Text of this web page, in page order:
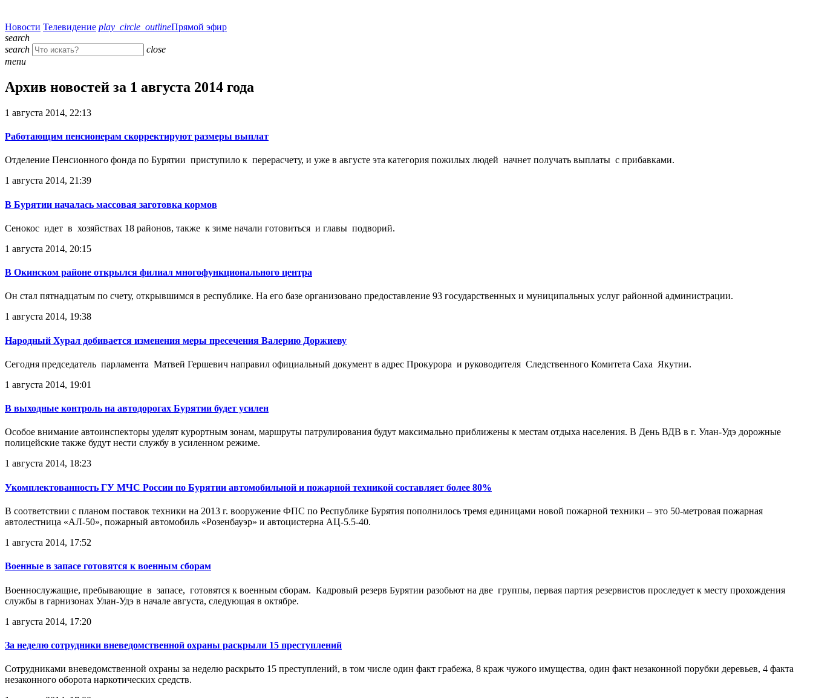
Новости Телевидение play_circle_outlineПрямой эфир
search
search
close
menu
Архив новостей за 1 августа 2014 года
1 августа 2014, 22:13
Работающим пенсионерам скорректируют размеры выплат
Отделение Пенсионного фонда по Бурятии приступило к перерасчету, и уже в августе эта категория пожилых людей начнет получать выплаты с прибавками.
1 августа 2014, 21:39
В Бурятии началась массовая заготовка кормов
Сенокос идет в хозяйствах 18 районов, также к зиме начали готовиться и главы подворий.
1 августа 2014, 20:15
В Окинском районе открылся филиал многофункционального центра
Он стал пятнадцатым по счету, открывшимся в республике. На его базе организовано предоставление 93 государственных и муниципальных услуг районной администрации.
1 августа 2014, 19:38
Народный Хурал добивается изменения меры пресечения Валерию Доржиеву
Сегодня председатель парламента Матвей Гершевич направил официальный документ в адрес Прокурора и руководителя Следственного Комитета Саха Якутии.
1 августа 2014, 19:01
В выходные контроль на автодорогах Бурятии будет усилен
Особое внимание автоинспекторы уделят курортным зонам, маршруты патрулирования будут максимально приближены к местам отдыха населения. В День ВДВ в г. Улан-Удэ дорожные
полицейские также будут нести службу в усиленном режиме.
1 августа 2014, 18:23
Укомплектованность ГУ МЧС России по Бурятии автомобильной и пожарной техникой составляет более 80%
В соответствии с планом поставок техники на 2013 г. вооружение ФПС по Республике Бурятия пополнилось тремя единицами новой пожарной техники – это 50-метровая пожарная
автолестница «АЛ-50», пожарный автомобиль «Розенбауэр» и автоцистерна АЦ-5.5-40.
1 августа 2014, 17:52
Военные в запасе готовятся к военным сборам
Военнослужащие, пребывающие в запасе, готовятся к военным сборам. Кадровый резерв Бурятии разобьют на две группы, первая партия резервистов проследует к месту прохождения
службы в гарнизонах Улан-Удэ в начале августа, следующая в октябре.
1 августа 2014, 17:20
За неделю сотрудники вневедомственной охраны раскрыли 15 преступлений
Сотрудниками вневедомственной охраны за неделю раскрыто 15 преступлений, в том числе один факт грабежа, 8 краж чужого имущества, один факт незаконной порубки деревьев, 4 факта
незаконного оборота наркотических средств.